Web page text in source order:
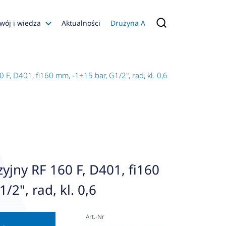
i wiedza
Konfiguratory
Aktualności Drużyna A
F, D401, fi160 mm, -1÷15 bar, G1/2", rad, kl. 0,6
RF 160 F, D401, fi160
2", rad, kl. 0,6
Art.-Nr